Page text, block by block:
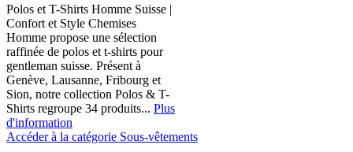
Polos et T-Shirts Homme Suisse |
Confort et Style Chemises
Homme propose une sélection
raffinée de polos et t-shirts pour
gentleman suisse. Présent à
Genève, Lausanne, Fribourg et
Sion, notre collection Polos & T-
Shirts regroupe 34 produits... Plus
d'information
Accéder à la catégorie Sous-vêtements